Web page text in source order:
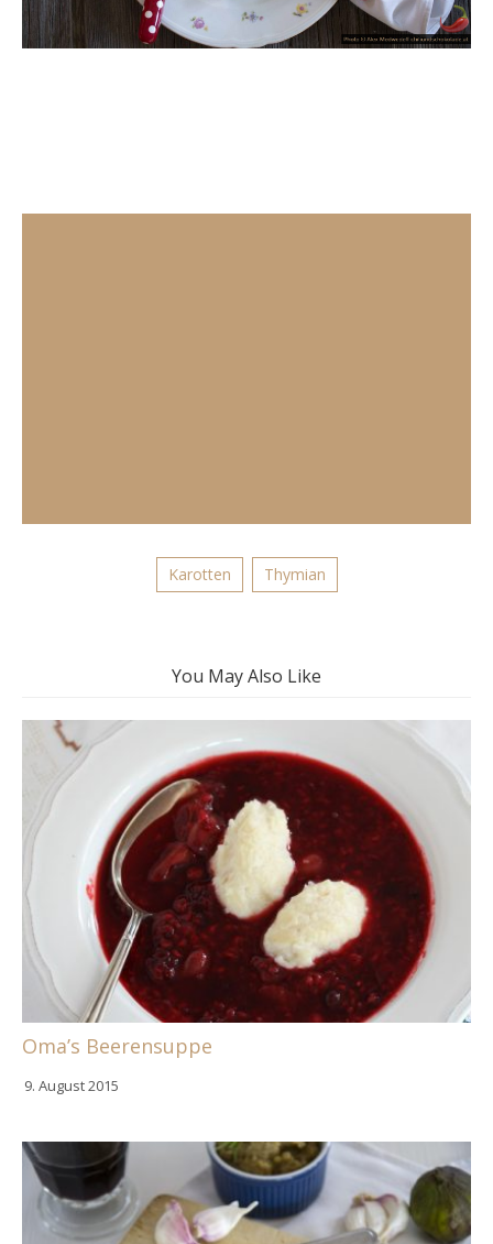
Karotten Thymian
You May Also Like
Oma’s Beerensuppe
9. August 2015